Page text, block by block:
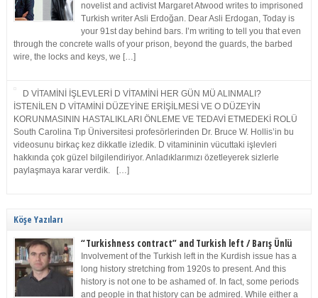
novelist and activist Margaret Atwood writes to imprisoned
Turkish writer Asli Erdoğan. Dear Asli Erdogan, Today is
your 91st day behind bars. I’m writing to tell you that even
through the concrete walls of your prison, beyond the guards, the barbed
wire, the locks and keys, we […]
D VİTAMİNİ İŞLEVLERİ D VİTAMİNİ HER GÜN MÜ ALINMALI?
İSTENİLEN D VİTAMİNİ DÜZEYİNE ERİŞİLMESİ VE O DÜZEYİN
KORUNMASININ HASTALIKLARI ÖNLEME VE TEDAVİ ETMEDEKİ ROLÜ
South Carolina Tıp Üniversitesi profesörlerinden Dr. Bruce W. Hollis’in bu
videosunu birkaç kez dikkatle izledik. D vitamininin vücuttaki işlevleri
hakkında çok güzel bilgilendiriyor. Anladıklarımızı özetleyerek sizlerle
paylaşmaya karar verdik. […]
Köşe Yazıları
“Turkishness contract” and Turkish left / Barış Ünlü
Involvement of the Turkish left in the Kurdish issue has a
long history stretching from 1920s to present. And this
history is not one to be ashamed of. In fact, some periods
and people in that history can be admired. While either a